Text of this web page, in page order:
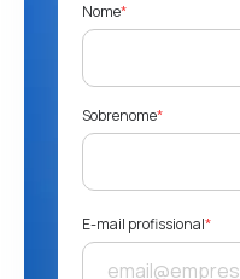
Nome*
Sobrenome*
E-mail profissional*